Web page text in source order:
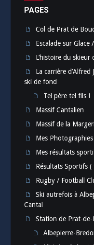
PAGES
Col de Prat de
Escalade sur Glace
L’histoire du skieur
La carrière d’Alfred
ski de fond
Tel père tel fils !
Massif Cantalien
Massif de la
Mes Photographies
Mes résultats
Résultats Sportifs (
Rugby / Football
Ski autrefois à
Cantal
Station de Prat-de-
Albepierre-